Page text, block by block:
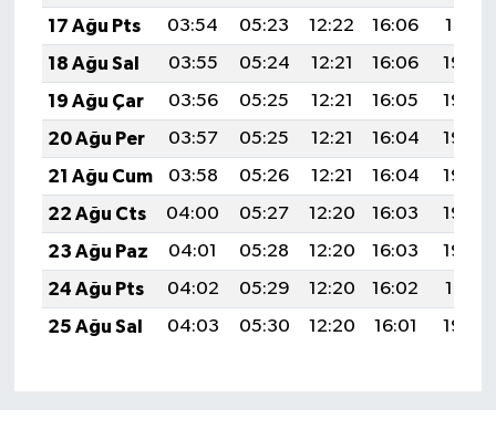
17 Ağu Pts
03:54 05:23 12:22 16:06
19:10
18 Ağu Sal
03:55 05:24 12:21 16:06
19:09
19 Ağu Çar
03:56 05:25 12:21 16:05
19:08
20 Ağu Per
03:57 05:25 12:21 16:04
19:06
21 Ağu Cum
03:58 05:26 12:21 16:04
19:05
22 Ağu Cts
04:00 05:27 12:20 16:03
19:04
23 Ağu Paz
04:01 05:28 12:20 16:03
19:02
24 Ağu Pts
04:02 05:29 12:20 16:02
19:01
25 Ağu Sal
04:03 05:30 12:20 16:01 19:00